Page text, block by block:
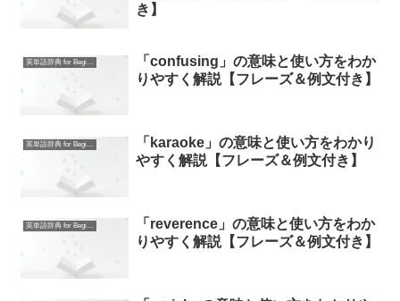
き】
英単語辞典 for Beginners
「confusing」の意味と使い方をわか
りやすく解説【フレーズ＆例文付き】
英単語辞典 for Beginners
「karaoke」の意味と使い方をわかり
やすく解説【フレーズ＆例文付き】
英単語辞典 for Beginners
「reverence」の意味と使い方をわか
りやすく解説【フレーズ＆例文付き】